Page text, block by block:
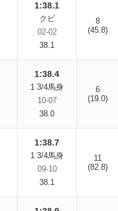
1:38.1
クビ
02-02
38.1
8
(45.8)
1:38.4
1 3/4馬身
10-07
38.0
6
(19.0)
1:38.7
1 3/4馬身
09-10
38.1
11
(82.8)